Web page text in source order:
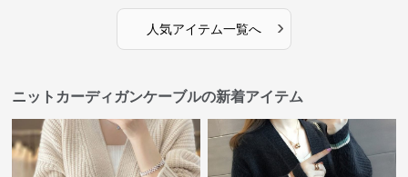
人気アイテム一覧へ ›
ニットカーディガンケーブルの新着アイテム